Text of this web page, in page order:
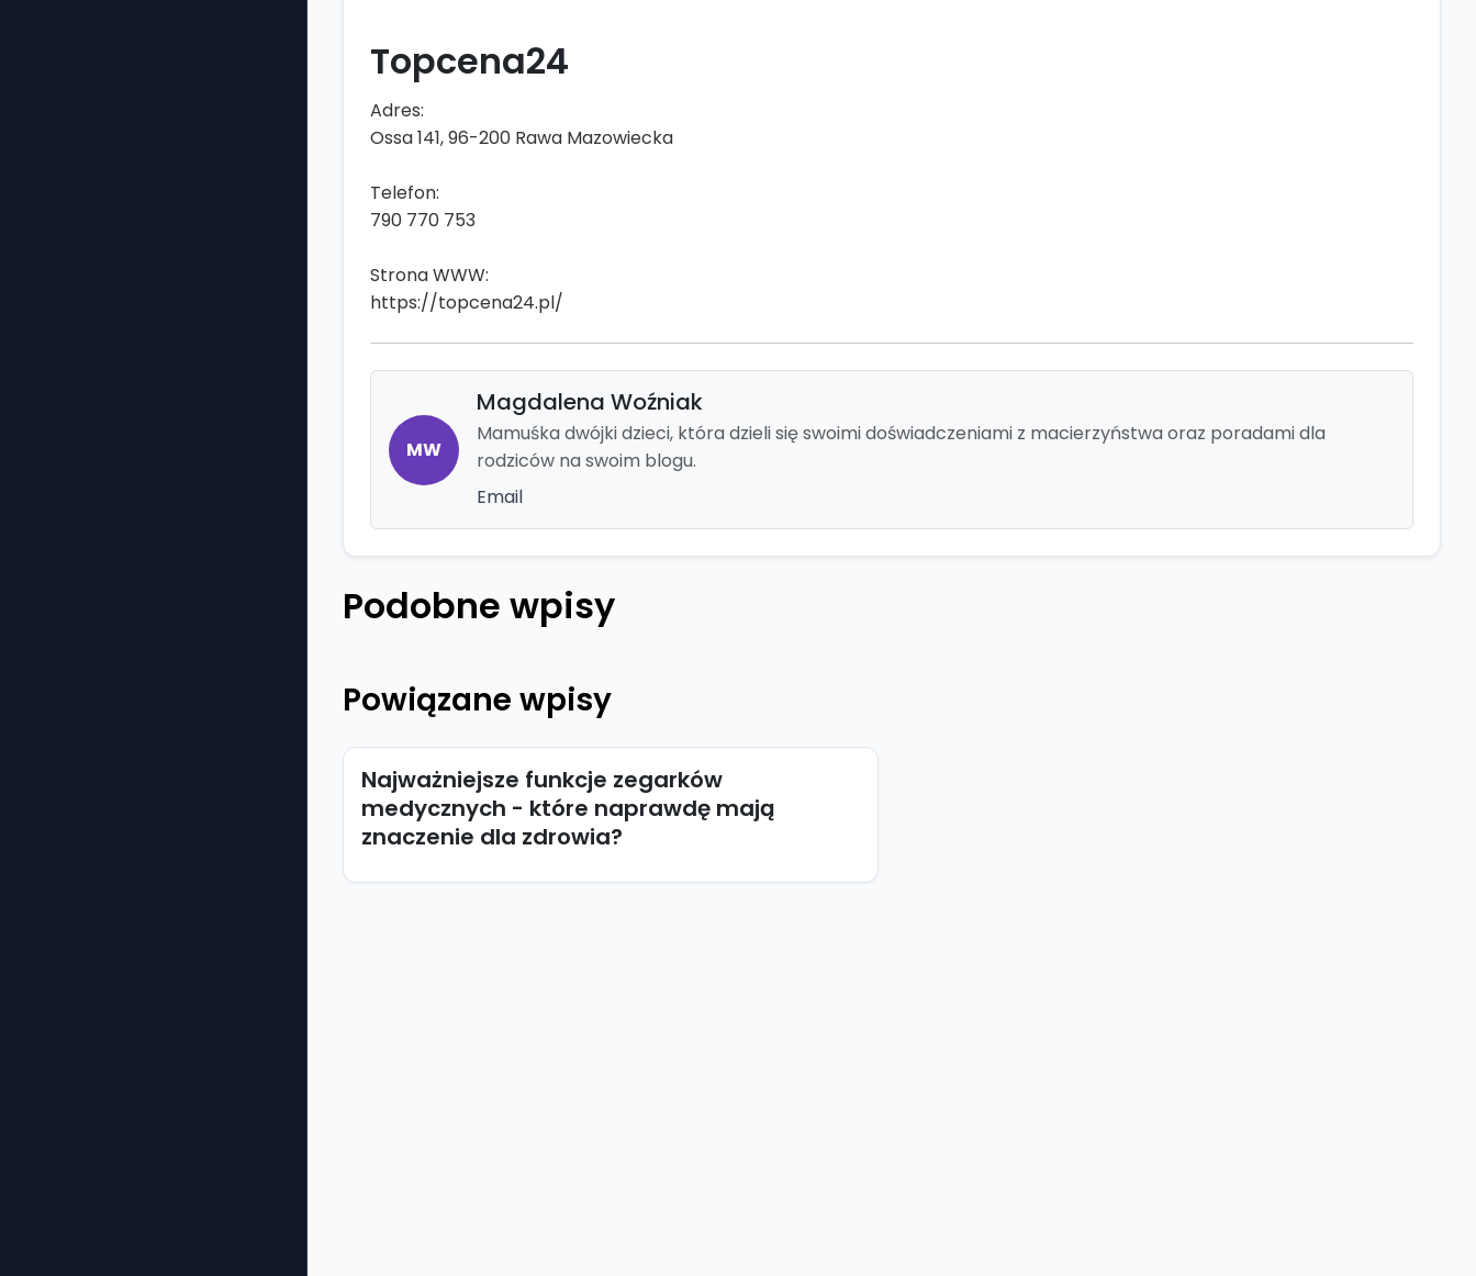
Topcena24
Adres:
Ossa 141, 96-200 Rawa Mazowiecka
Telefon:
790 770 753
Strona WWW:
https://topcena24.pl/
MW
Magdalena Woźniak
Mamuśka dwójki dzieci, która dzieli się swoimi doświadczeniami z macierzyństwa oraz poradami dla
rodziców na swoim blogu.
Email
Podobne wpisy
Powiązane wpisy
Najważniejsze funkcje zegarków
medycznych - które naprawdę mają
znaczenie dla zdrowia?